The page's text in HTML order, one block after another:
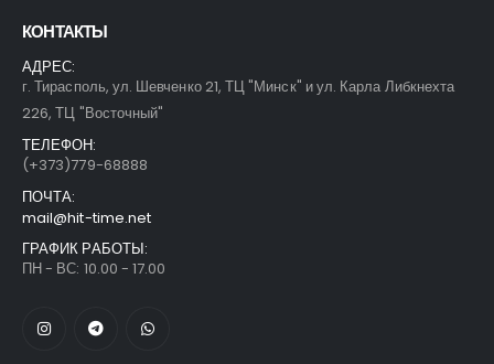
КОНТАКТЫ
АДРЕС:
г. Тирасполь, ул. Шевченко 21, ТЦ "Минск" и ул. Карла Либкнехта
226, ТЦ "Восточный"
ТЕЛЕФОН:
(+373)779-68888
ПОЧТА:
mail@hit-time.net
ГРАФИК РАБОТЫ:
ПН - ВС: 10.00 - 17.00